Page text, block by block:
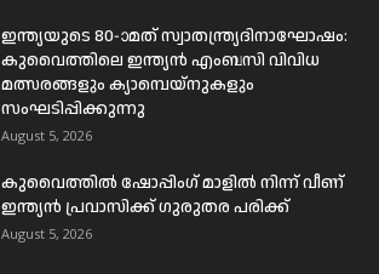
ഇന്ത്യയുടെ 80-ാമത് സ്വാതന്ത്ര്യദിനാഘോഷം:
കുവൈത്തിലെ ഇന്ത്യൻ എംബസി വിവിധ
മത്സരങ്ങളും ക്യാമ്പെയ്‌നുകളും
സംഘടിപ്പിക്കുന്നു
August 5, 2026
കുവൈത്തിൽ ഷോപ്പിംഗ് മാളിൽ നിന്ന് വീണ്
ഇന്ത്യൻ പ്രവാസിക്ക് ഗുരുതര പരിക്ക്
August 5, 2026